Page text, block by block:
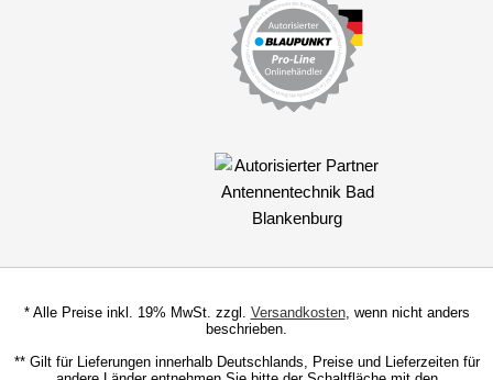
* Alle Preise inkl. 19% MwSt. zzgl. Versandkosten, wenn nicht anders
beschrieben.
** Gilt für Lieferungen innerhalb Deutschlands, Preise und Lieferzeiten für